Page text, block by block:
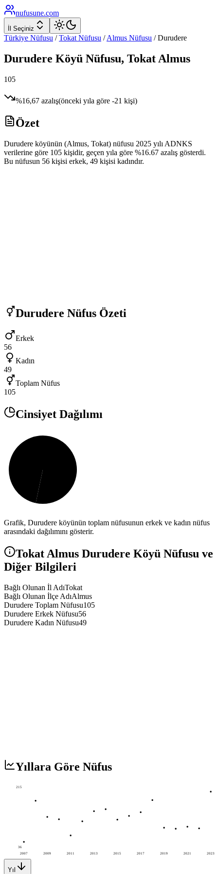
nufusune.com
İl Seçiniz
Türkiye Nüfusu / Tokat Nüfusu / Almus Nüfusu /Durudere
Durudere Köyü Nüfusu, Tokat Almus
105
%16,67 azalış(önceki yıla göre -21 kişi)
Özet
Durudere köyünün (Almus, Tokat) nüfusu 2025 yılı ADNKS
verilerine göre 105 kişidir, geçen yıla göre %16.67 azalış gösterdi.
Bu nüfusun 56 kişisi erkek, 49 kişisi kadındır.
Durudere Nüfus Özeti
Erkek
56
Kadın
49
Toplam Nüfus
105
Cinsiyet Dağılımı
Grafik, Durudere köyünün toplam nüfusunun erkek ve kadın nüfus
arasındaki dağılımını gösterir.
Tokat Almus Durudere Köyü Nüfusu ve
Diğer Bilgileri
Bağlı Olunan İl AdıTokat
Bağlı Olunan İlçe AdıAlmus
Durudere Toplam Nüfusu105
Durudere Erkek Nüfusu56
Durudere Kadın Nüfusu49
Yıllara Göre Nüfus
2007 2009 2011 2013 2015 2017 2019 2021 2023
215
36
Yıl